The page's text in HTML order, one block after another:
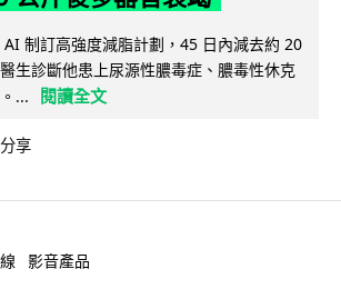
制訂高強度減脂計劃，45 日內減去約 20
生診斷他患上尿源性膿毒症、膿毒性休克
...
閱讀全文
分享
影音產品